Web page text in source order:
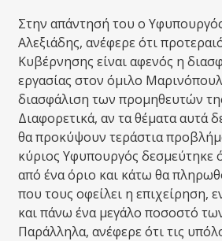
Στην απάντησή του ο
Αλεξιάδης, ανέφερε ότι
Κυβέρνησης είναι αφενός η
εργασίας στον όμιλο
διασφάλιση των προμηθευτών
Διαφορετικά, αν τα θέματα αυτά
θα προκύψουν τεράστια
κύριος Υφυπουργός δεσμεύτηκε
από ένα όριο και κάτω θα
που τους οφείλει η επιχείρηση,
και πάνω ένα μεγάλο ποσοστό
Παράλληλα, ανέφερε ότι τις